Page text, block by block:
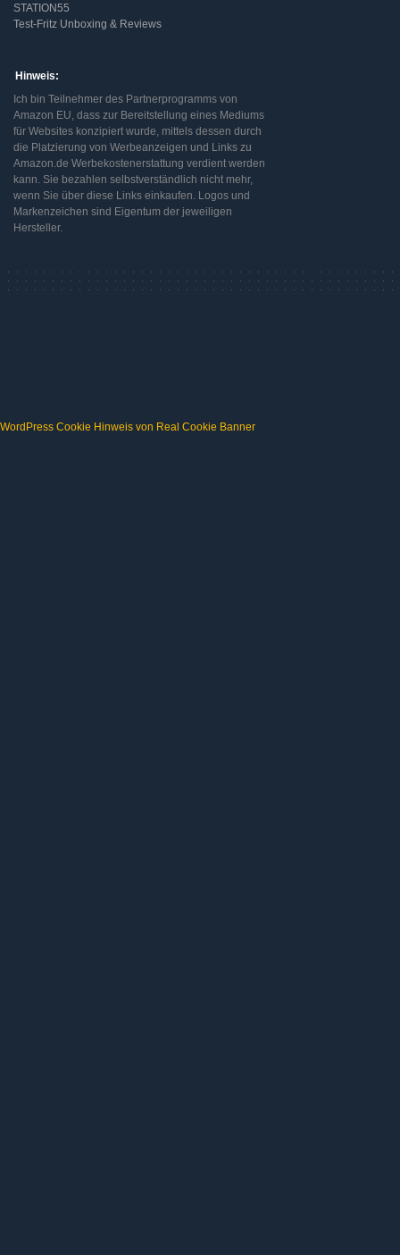
STATION55
Test-Fritz Unboxing & Reviews
Hinweis:
Ich bin Teilnehmer des Partnerprogramms von
Amazon EU, dass zur Bereitstellung eines Mediums
für Websites konzipiert wurde, mittels dessen durch
die Platzierung von Werbeanzeigen und Links zu
Amazon.de Werbekostenerstattung verdient werden
kann. Sie bezahlen selbstverständlich nicht mehr,
wenn Sie über diese Links einkaufen. Logos und
Markenzeichen sind Eigentum der jeweiligen
Hersteller.
WordPress Cookie Hinweis von Real Cookie Banner